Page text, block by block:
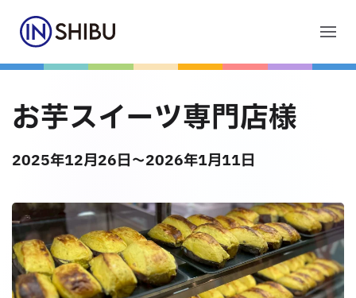
Skip to main content
お芋スイーツ専門店様
2025年12月26日～2026年1月11日